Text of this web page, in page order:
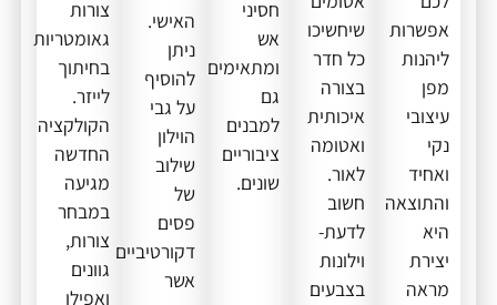
אפשרות
ליהנות
מפן
עיצובי
נקי
ואחיד
והתוצאה
היא
יצירת
מראה
שיחשיכו
כל חדר
בצורה
איכותית
ואטומה
לאור.
חשוב
לדעת-
וילונות
בצבעים
חסיני
אש
ומתאימים
גם
למבנים
ציבוריים
שונים.
האישי.
ניתן
להוסיף
על גבי
הוילון
שילוב
של
פסים
דקורטיביים
אשר
צורות
גאומטריות
בחיתוך
לייזר.
הקולקציה
החדשה
מגיעה
במבחר
צורות,
גוונים
ואפילו